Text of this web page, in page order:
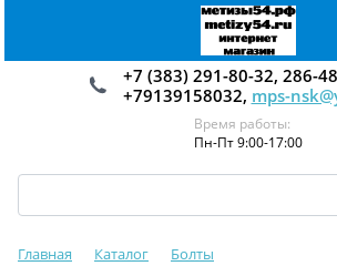
+7 (383) 291-80-32, 286-
+79139158032, mps-
Время работы:
Пн-Пт 9:00-17:00
Главная Каталог
Болты